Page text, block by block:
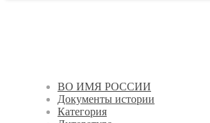
ВО ИМЯ РОССИИ
Документы истории
Категория